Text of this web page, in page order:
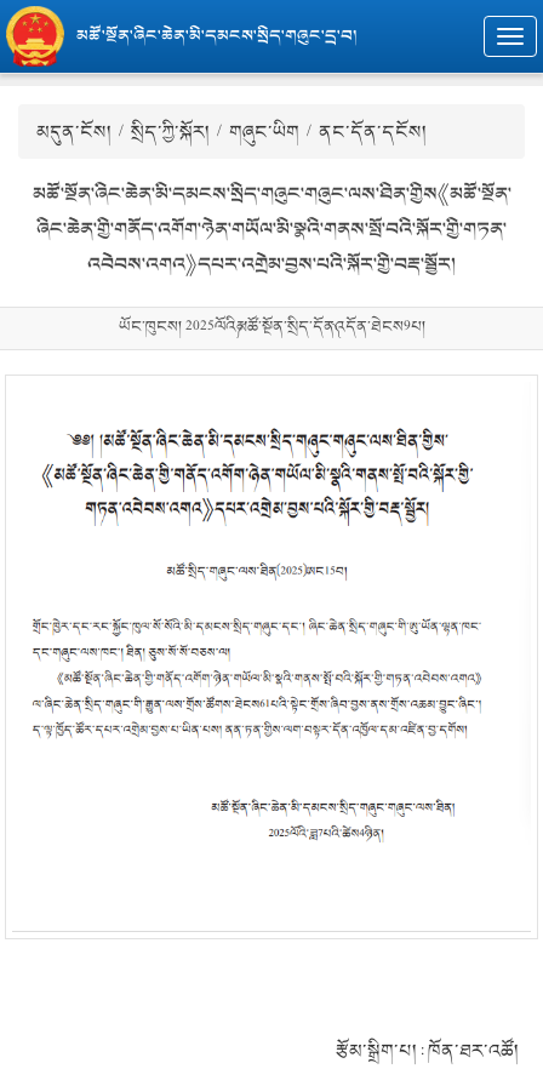
མཚོ་སྔོན་ཞིང་ཆེན་མི་དམངས་སྲིད་གཞུང་དྲ་བ།
མདུན་ངོས། / སྲིད་ཀྱི་སྐོར། / གཞུང་ཡིག / ནང་དོན་དངོས།
མཚོ་སྔོན་ཞིང་ཆེན་མི་དམངས་སྲིད་གཞུང་གཞུང་ལས་ཐིན་གྱིས《མཚོ་སྔོན་
ཞིང་ཆེན་གྱི་གནོད་འགོག་ཉེན་གཡོལ་མི་སྣའི་གནས་སྤོ་བའི་སྐོར་གྱི་གཏན་
འབེབས་འགའ》དཔར་འགྲེམ་བྱས་པའི་སྐོར་གྱི་བརྡ་སྦྱོར།
ཡོང་ཁུངས། 2025ལོའི༼མཚོ་སྔོན་སྲིད་དོན༽འདོན་ཐེངས9པ།
རྩོམ་སྒྲིག་པ། : ཁོན་ཐར་འཚོ།